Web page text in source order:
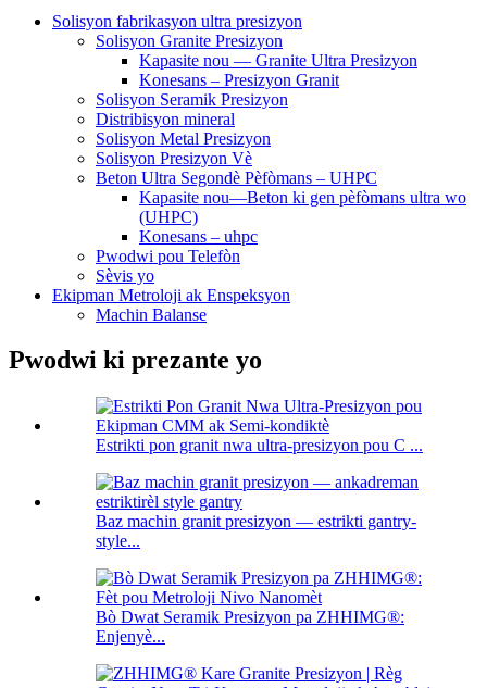
Solisyon fabrikasyon ultra presizyon
Solisyon Granite Presizyon
Kapasite nou — Granite Ultra Presizyon
Konesans – Presizyon Granit
Solisyon Seramik Presizyon
Distribisyon mineral
Solisyon Metal Presizyon
Solisyon Presizyon Vè
Beton Ultra Segondè Pèfòmans – UHPC
Kapasite nou—Beton ki gen pèfòmans ultra wo
(UHPC)
Konesans – uhpc
Pwodwi pou Telefòn
Sèvis yo
Ekipman Metroloji ak Enspeksyon
Machin Balanse
Pwodwi ki prezante yo
Estrikti pon granit nwa ultra-presizyon pou C ...
Baz machin granit presizyon — estrikti gantry-
style...
Bò Dwat Seramik Presizyon pa ZHHIMG®:
Enjenyè...